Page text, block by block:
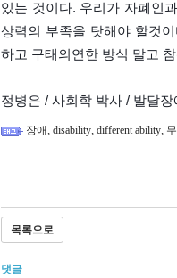
있는 것이다. 우리가 자폐인
상력의 부족을 탓해야 할것
하고 구태의연한 방식 말고
정병은 / 사회학 박사 / 발달
장애, disability, different ability,
목록으로
댓글